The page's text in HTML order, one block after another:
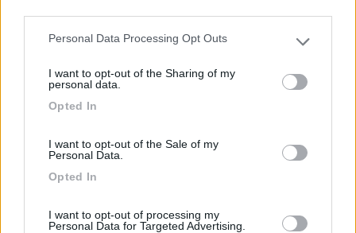
Please note that this website/app uses one or more Google
not limited to your visit or usage behaviour. You may click to
grant or deny consent to Google and its third-party tags to
use your data for below specified purposes in below Google
Personal Data Processing Opt Outs
I want to opt-out of the Sharing of my
personal data.
Opted In
I want to opt-out of the Sale of my
Personal Data.
Opted In
I want to opt-out of processing my
Personal Data for Targeted Advertising.
La Spiaggia
Servizi / Posizione
Campeggio piccolo, presenza in prevalenza di bungalow,